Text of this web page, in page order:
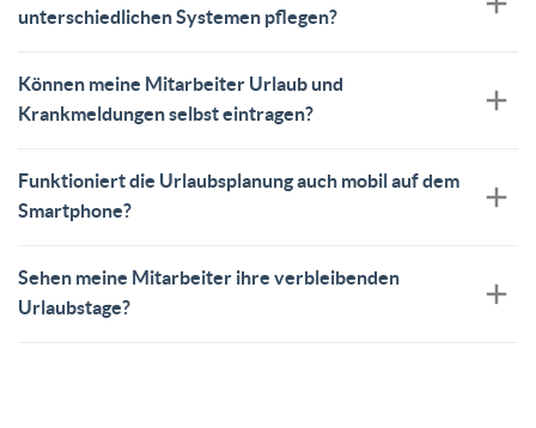
unterschiedlichen Systemen pflegen?
Können meine Mitarbeiter Urlaub und
Krankmeldungen selbst eintragen?
Funktioniert die Urlaubsplanung auch mobil auf dem
Smartphone?
Sehen meine Mitarbeiter ihre verbleibenden
Urlaubstage?